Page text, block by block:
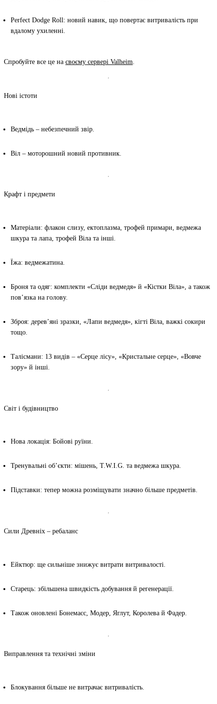
Perfect Dodge Roll: новий навик, що повертає витривалість при
вдалому ухиленні.
Спробуйте все це на своєму сервері Valheim
Нові істоти
Ведмідь – небезпечний звір.
Віл – моторошний новий противник.
Крафт і предмети
Матеріали: флакон слизу, ектоплазма, трофей примари, ведмежа
шкура та лапа, трофей Віла та інші.
Їжа: ведмежатина.
Броня та одяг: комплекти «Сліди ведмедя» й «Кістки Віла», а також
пов’язка на голову.
Зброя: дерев’яні зразки, «Лапи ведмедя», кігті Віла, важкі сокири
тощо.
Талісмани: 13 видів – «Серце лісу», «Кристальне серце», «Вовче
зору» й інші.
Світ і будівництво
Нова локація: Бойові руїни.
Тренувальні об’єкти: мішень, T.W.I.G. та ведмежа шкура.
Підставки: тепер можна розміщувати значно більше предметів.
Сили Древніх – ребаланс
Ейктюр: ще сильніше знижує витрати витривалості.
Старець: збільшена швидкість добування й регенерації.
Також оновлені Бонемасс, Модер, Яглут, Королева й Фадер.
Виправлення та технічні зміни
Блокування більше не витрачає витривалість.